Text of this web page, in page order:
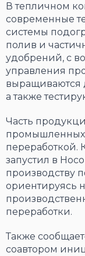
В тепличном
современные
системы
полив и
удобрений, с
управления
выращиваются
а также
Часть
промышленных
переработкой.
запустил в
производству
ориентируясь
переработки.
Также
соавтором